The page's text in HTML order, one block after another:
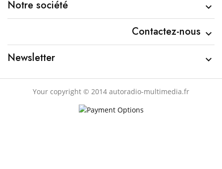
Notre société 
Contactez-nous 
Newsletter 
Your copyright © 2014 autoradio-multimedia.fr